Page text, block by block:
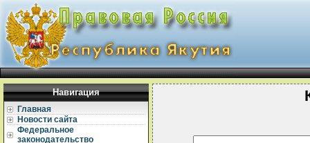
Навигация
Главная
Новости сайта
Федеральное
законодательство